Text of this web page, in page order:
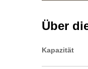
Über
Kapazität